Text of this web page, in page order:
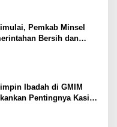
Pemkab Minsel
Bersih dan
Ibadah di GMIM
Pentingnya Kasih